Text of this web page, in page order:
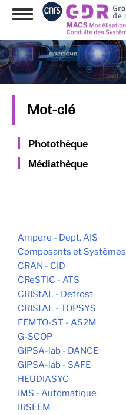
Skip
content
Toggle
Mot-clé
Photothèque
Médiathèque
Ampere - Dept. AIS
Composants et Systèmes
CRAN - CID
CReSTIC - ATS
CRIStAL - Defrost
CRIStAL - TOPSYS
FEMTO-ST - AS2M
G-SCOP
GIPSA-lab - DANCE
GIPSA-lab - SAFE
HEUDIASYC
IMS - Automatique
IRSEEM